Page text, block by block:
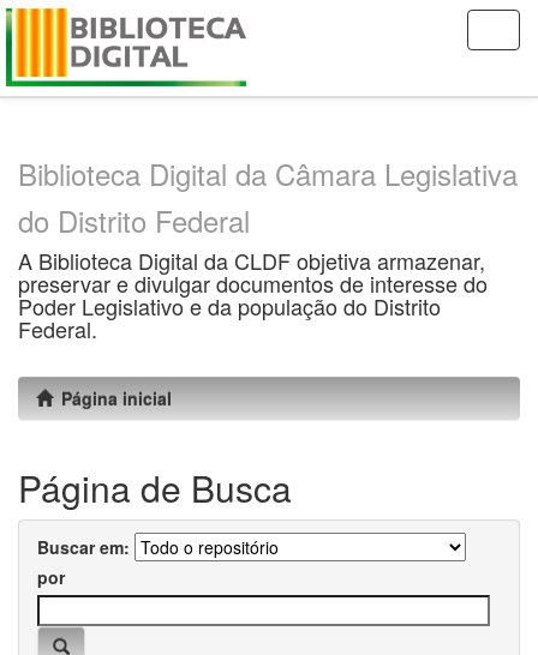
Skip
Biblioteca Digital da Câmara Legislativa
do Distrito Federal
A Biblioteca Digital da CLDF objetiva armazenar,
preservar e divulgar documentos de interesse do
Poder Legislativo e da população do Distrito
Federal.
Página inicial
Página de Busca
Buscar em:
por